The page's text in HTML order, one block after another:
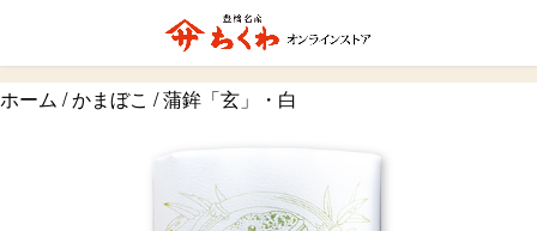
ホーム /かまぼこ / 蒲鉾「玄」・白